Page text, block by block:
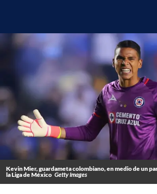
Kevin Mier, guardameta colombiano, en medio de un
la Liga de México Getty Images